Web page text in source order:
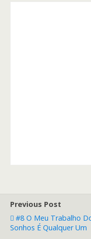
Previous Post
#8 O Meu Trabalho
Sonhos É Qualquer Um